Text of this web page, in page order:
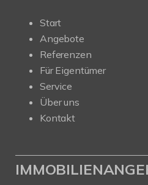
Start
Angebote
Referenzen
Für Eigentümer
Service
Über uns
Kontakt